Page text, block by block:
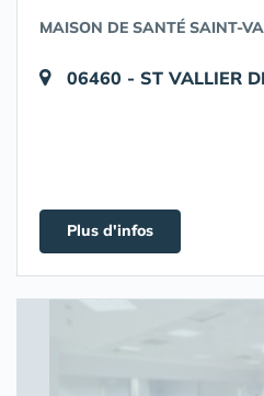
MAISON DE SANTÉ SAINT-
06460 - ST VALLIER
Plus d'infos